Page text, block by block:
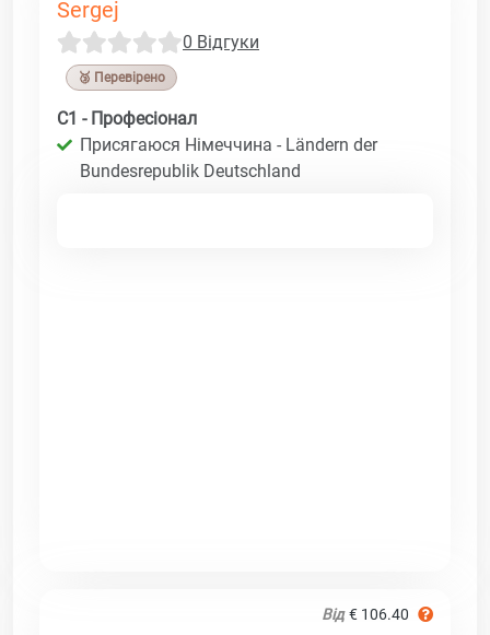
Sergej
0 Відгуки
🥉 Перевірено
C1 - Професіонал
Присягаюся Німеччина - Ländern der
Bundesrepublik Deutschland
Від € 106.40